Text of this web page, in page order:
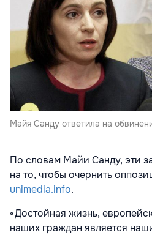
Майя Санду ответила на
По словам Майи Санду, эти
на то, чтобы очернить
unimedia.info.
«Достойная жизнь,
наших граждан является